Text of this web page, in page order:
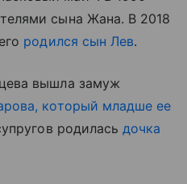
сына Жана. В 2018
родился сын Лев.
вышла замуж
который младше ее
родиласьдочка